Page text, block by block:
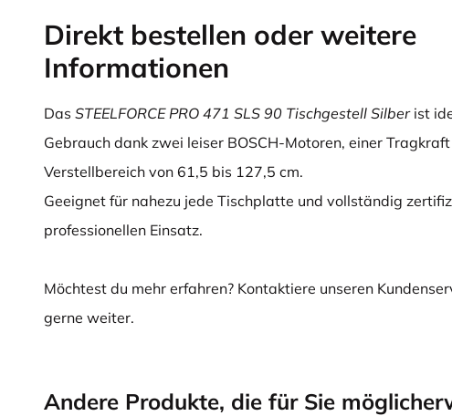
Direkt bestellen oder weitere
Informationen
Das STEELFORCE PRO 471 SLS 90 Tischgestell Silberist
Gebrauch dank zwei leiser BOSCH-Motoren, einer
Verstellbereich von 61,5 bis 127,5 cm.
Geeignet für nahezu jede Tischplatte und vollständig
professionellen Einsatz.
Möchtest du mehr erfahren? Kontaktiere unseren
gerne weiter.
Andere Produkte, die für Sie